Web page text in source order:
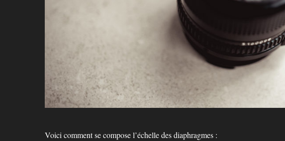
Voici comment se compose l’échelle des diaphragmes :